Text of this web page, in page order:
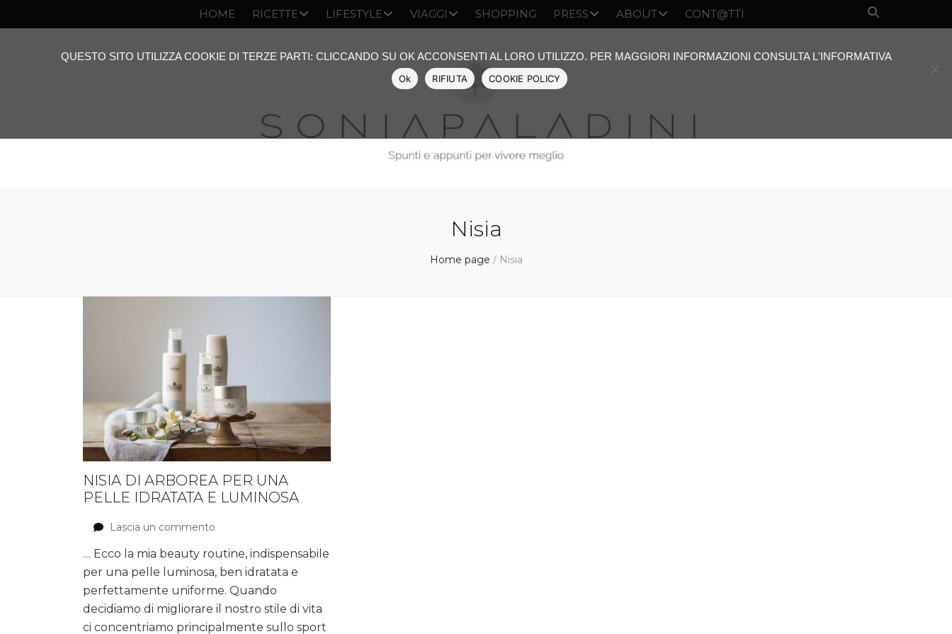
HOME RICETTE LIFESTYLE VIAGGI SHOPPING PRESS ABOUT CONT@TTI
Nisia
Home page / Nisia
NISIA DI ARBOREA PER UNA
PELLE IDRATATA E LUMINOSA
Lascia un commento
di
Arborea
per
una
pelle
idratata
… Ecco la mia beauty routine, indispensabile
per una pelle luminosa, ben idratata e
perfettamente uniforme. Quando
decidiamo di migliorare il nostro stile di vita
ci concentriamo principalmente sullo sport
QUESTO SITO UTILIZZA COOKIE DI TERZE PARTI: CLICCANDO SU OK ACCONSENTI AL LORO UTILIZZO. PER MAGGIORI INFORMAZIONI CONSULTA L'INFORMATIVA
Ok RIFIUTA COOKIE POLICY